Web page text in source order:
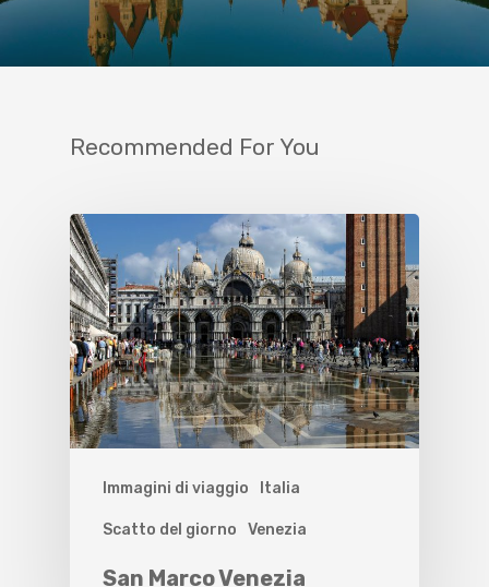
Recommended For You
Immagini di viaggio Italia
Scatto del giorno Venezia
San Marco Venezia